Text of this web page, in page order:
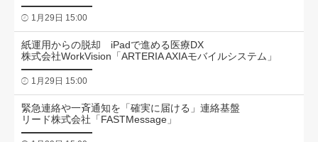
1月29日 15:00
紙運用からの脱却 iPadで進める医療DX
株式会社WorkVision「ARTERIA AXIAモバイルシステム」
1月29日 15:00
緊急連絡や一斉通知を「確実に届ける」連絡基盤
リード株式会社「FASTMessage」